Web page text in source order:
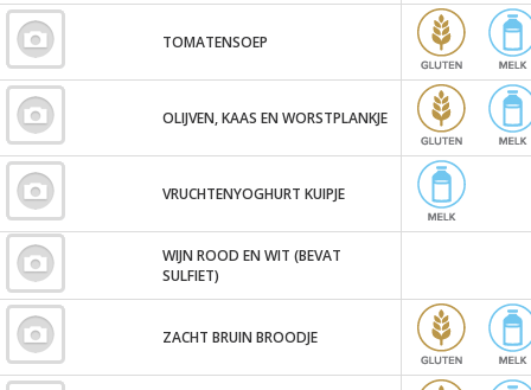
TOMATENSOEP
OLIJVEN, KAAS EN WORSTPLANKJE
VRUCHTENYOGHURT KUIPJE
WIJN ROOD EN WIT (BEVAT
SULFIET)
ZACHT BRUIN BROODJE